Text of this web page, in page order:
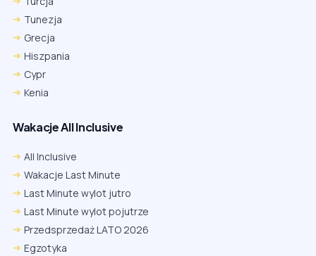
Tunezja
Grecja
Hiszpania
Cypr
Kenia
Wakacje All Inclusive
All Inclusive
Wakacje Last Minute
Last Minute wylot jutro
Last Minute wylot pojutrze
Przedsprzedaż LATO 2026
Egzotyka